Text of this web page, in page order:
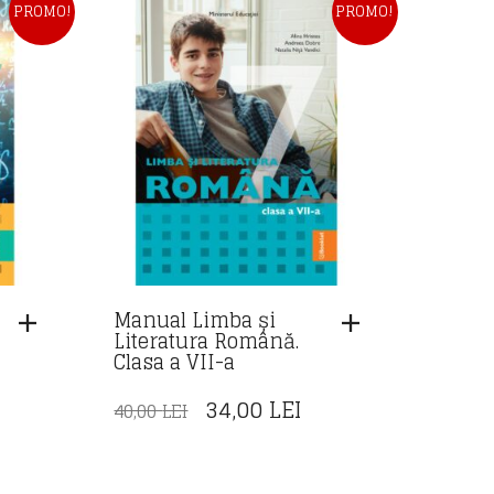
LEI. 40,00 LEI.
PROMO! PROMO!
Manual Limba și
Literatura Română.
Clasa a VII-a
40,00LEI PREȚUL
34,00 LEI